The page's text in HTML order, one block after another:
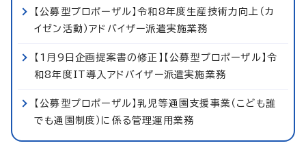
【公募型プロポーザル】令和8年度生産技術力向上（カ
イゼン活動）アドバイザー派遣実施業務
【1月9日企画提案書の修正】【公募型プロポーザル】令
和8年度IT導入アドバイザー派遣実施業務
【公募型プロポーザル】乳児等通園支援事業（こども誰
でも通園制度）に係る管理運用業務